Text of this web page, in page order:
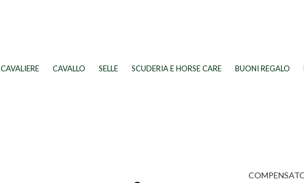
CAVALIERE CAVALLO SELLE SCUDERIA E HORSE CARE BUONI REGALO